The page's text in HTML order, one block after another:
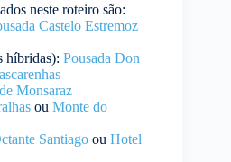
neste roteiro são:
Castelo Estremoz
híbridas): Pousada Don
Monsaraz
ou Monte do
Santiago ou Hotel